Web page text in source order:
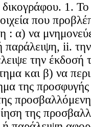
1. Το
που
: α) να
ii.
την έκδοσή
και β) να
της προσφυγής
της